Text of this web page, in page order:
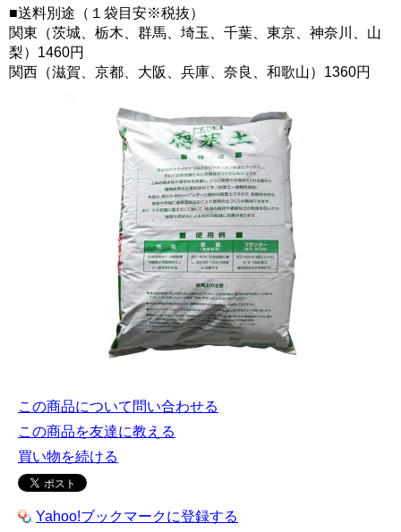
■送料別途（１袋目安※税抜）
関東（茨城、栃木、群馬、埼玉、千葉、東京、神奈川、山
梨）1460円
関西（滋賀、京都、大阪、兵庫、奈良、和歌山）1360円
この商品について問い合わせる
この商品を友達に教える
買い物を続ける
Yahoo!ブックマークに登録する